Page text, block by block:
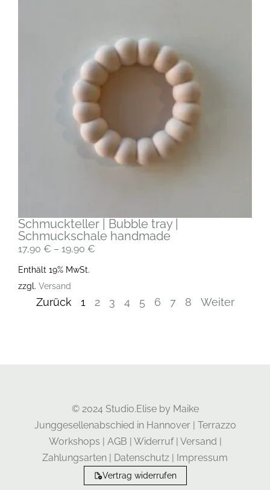
Schmuckteller | Bubble tray |
Schmuckschale handmade
17,90 € – 19,90 €
Enthält 19% MwSt.
zzgl. Versand
Zurück 1 2 3 4 5 6 7 8 Weiter
© 2024 Studio.Elise by Maike
Junggesellenabschied in Hannover| Terrazzo
Workshops | AGB | Widerruf| Versand |
Zahlungsarten | Datenschutz | Impressum
Vertrag widerrufen